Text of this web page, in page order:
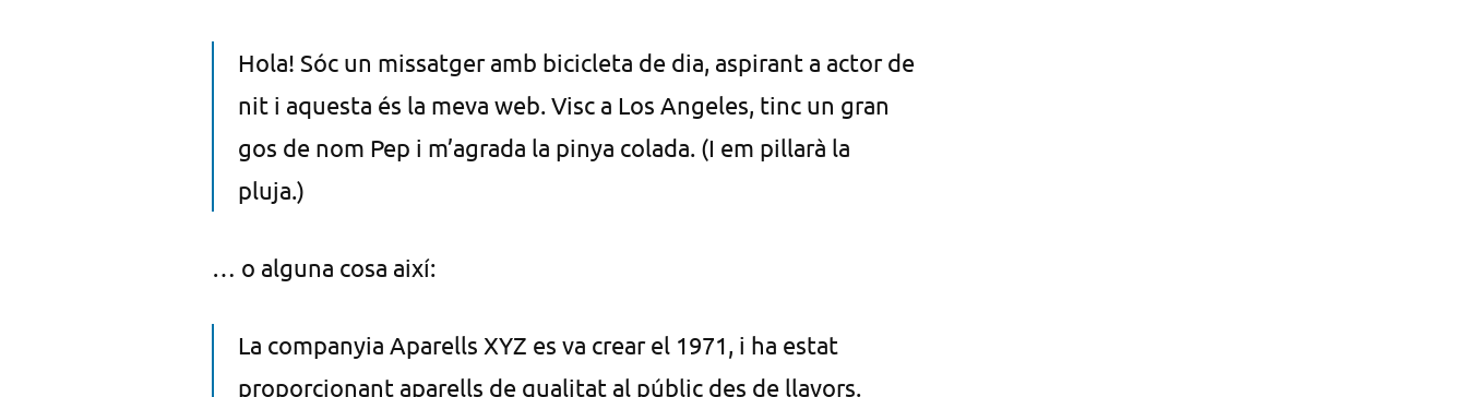
Hola! Sóc un missatger amb bicicleta de dia, aspirant a actor de
nit i aquesta és la meva web. Visc a Los Angeles, tinc un gran
gos de nom Pep i m’agrada la pinya colada. (I em pillarà la
pluja.)
… o alguna cosa així:
La companyia Aparells XYZ es va crear el 1971, i ha estat
proporcionant aparells de qualitat al públic des de llavors.